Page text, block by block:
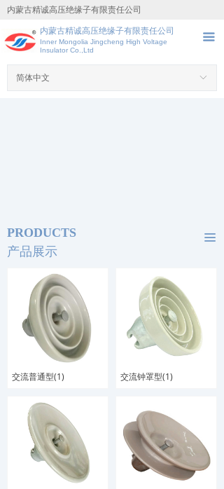
内蒙古精诚高压绝缘子有限责任公司
끀
首页
关于我们
产品展示
内蒙古精诚高压绝缘子有限责任公司
Inner Mongolia Jingcheng High Voltage
Insulator Co.,Ltd
ꀅ
简体中文
끀
交流普通型(1) 交流钟罩型(1)
PRODUCTS
产品展示